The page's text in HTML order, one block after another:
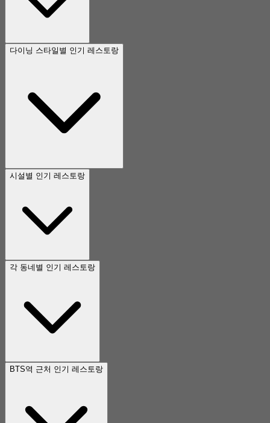
다이닝 스타일별 인기 레스토랑
시설별 인기 레스토랑
각 동네별 인기 레스토랑
BTS역 근처 인기 레스토랑